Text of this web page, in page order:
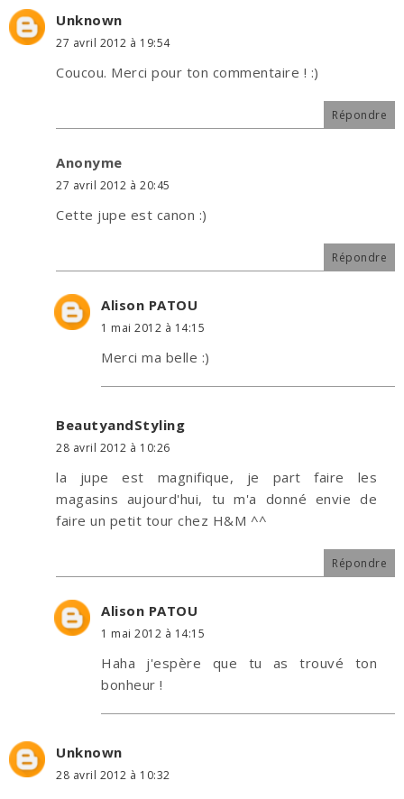
Unknown
27 avril 2012 à 19:54
Coucou. Merci pour ton commentaire ! :)
Répondre
Anonyme
27 avril 2012 à 20:45
Cette jupe est canon :)
Répondre
Alison PATOU
1 mai 2012 à 14:15
Merci ma belle :)
BeautyandStyling
28 avril 2012 à 10:26
la jupe est magnifique, je part faire les
magasins aujourd'hui, tu m'a donné envie de
faire un petit tour chez H&M ^^
Répondre
Alison PATOU
1 mai 2012 à 14:15
Haha j'espère que tu as trouvé ton
bonheur !
Unknown
28 avril 2012 à 10:32